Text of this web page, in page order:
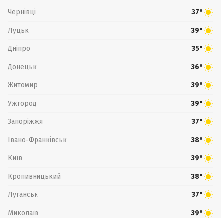
Чернівці 37°
Луцьк 39°
Дніпро 35°
Донецьк 36°
Житомир 39°
Ужгород 39°
Запоріжжя 37°
Івано-Франківськ 38°
Київ 39°
Кропивницький 38°
Луганськ 37°
Миколаїв 39°